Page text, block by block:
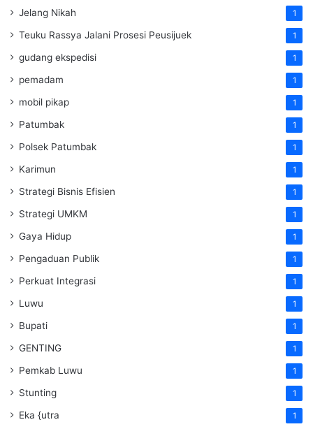
Jelang Nikah 1
Teuku Rassya Jalani Prosesi Peusijuek 1
gudang ekspedisi 1
pemadam 1
mobil pikap 1
Patumbak 1
Polsek Patumbak 1
Karimun 1
Strategi Bisnis Efisien 1
Strategi UMKM 1
Gaya Hidup 1
Pengaduan Publik 1
Perkuat Integrasi 1
Luwu 1
Bupati 1
GENTING 1
Pemkab Luwu 1
Stunting 1
Eka {utra 1